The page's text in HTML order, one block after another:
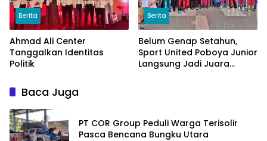
Berita
Ahmad Ali Center
Tanggalkan Identitas
Politik
Berita
Belum Genap Setahun,
Sport United Poboya Junior
Langsung Jadi Juara
Baca Juga
PT COR Group Peduli Warga Terisolir
Pasca Bencana Bungku Utara